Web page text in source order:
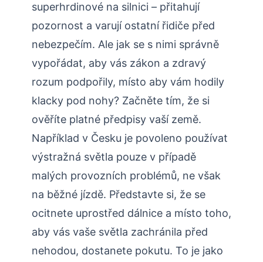
superhrdinové na silnici – přitahují
pozornost a varují ostatní řidiče před
nebezpečím. Ale jak se s nimi správně
vypořádat, aby vás zákon a zdravý
rozum podpořily, místo aby vám hodily
klacky pod nohy? Začněte tím, že si
ověříte platné předpisy vaší země.
Například v Česku je povoleno používat
výstražná světla pouze v případě
malých provozních problémů, ne však
na běžné jízdě. Představte si, že se
ocitnete uprostřed dálnice a místo toho,
aby vás vaše světla zachránila před
nehodou, dostanete pokutu. To je jako